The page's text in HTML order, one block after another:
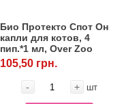
Био Протекто Спот Он
капли для котов, 4
пип.*1 мл, Over Zoo
105,50 грн.
- + шт